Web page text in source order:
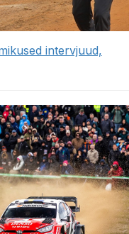
intervjuud,